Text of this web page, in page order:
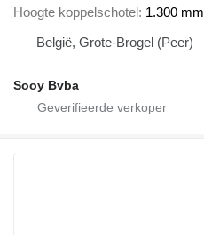
Hoogte koppelschotel 1.300 mm
België, Grote-Brogel (Peer)
Sooy Bvba